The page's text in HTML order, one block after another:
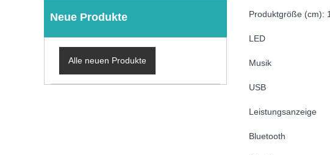
Neue Produkte
Alle neuen Produkte
Produktgröße (cm):
LED
Musik
USB
Leistungsanzeige
Bluetooth